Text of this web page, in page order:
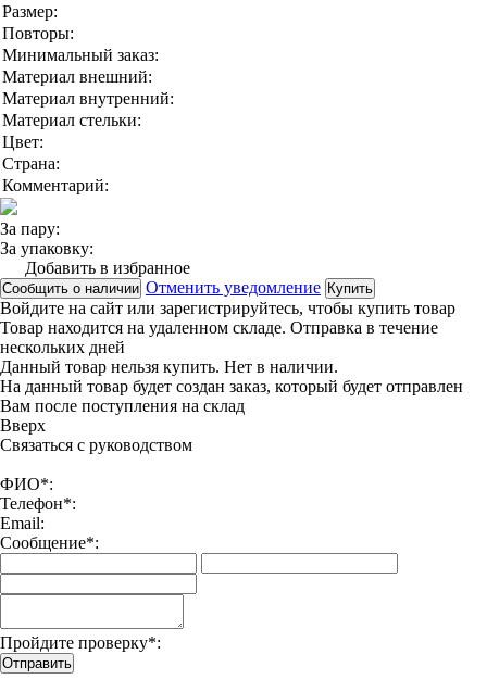
Размер:
Повторы:
Минимальный заказ:
Материал внешний:
Материал внутренний:
Материал стельки:
Цвет:
Страна:
Комментарий:
За пару:
За упаковку:
Добавить в избранное
Сообщить о наличии Отменить уведомление Купить
Войдите на сайт или зарегистрируйтесь, чтобы купить товар
Товар находится на удаленном складе. Отправка в течение
нескольких дней
Данный товар нельзя купить. Нет в наличии.
На данный товар будет создан заказ, который будет отправлен
Вам после поступления на склад
Вверx
Связаться с руководством
ФИО*:
Телефон*:
Email:
Сообщение*:
Пройдите проверку*:
Отправить